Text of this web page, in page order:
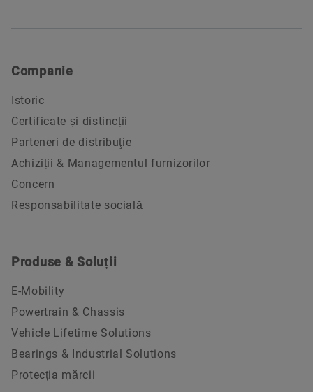
Companie
Istoric
Certificate și distincții
Parteneri de distribuţie
Achiziții & Managementul furnizorilor
Concern
Responsabilitate socială
Produse & Soluții
E-Mobility
Powertrain & Chassis
Vehicle Lifetime Solutions
Bearings & Industrial Solutions
Protecția mărcii